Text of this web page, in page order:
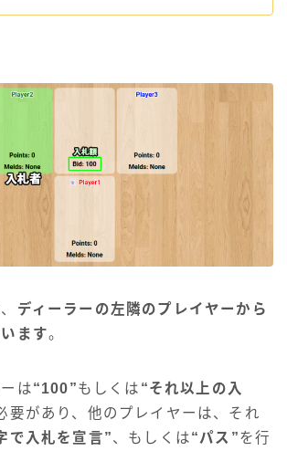
ディーラーの左隣のプレイヤーから
ます。
は“100”もしくは “それ以上の入
要があり、他のプレイヤーは、それ
で入札を宣言”、もしくは“パス”を行